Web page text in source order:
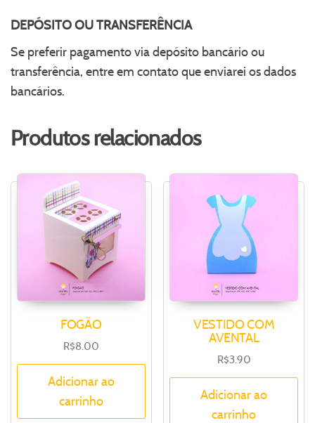
DEPÓSITO OU TRANSFERÊNCIA
Se preferir pagamento via depósito bancário ou
transferência, entre em contato que enviarei os dados
bancários.
Produtos relacionados
FOGÃO
R$8.00
Adicionar ao
carrinho
VESTIDO COM
AVENTAL
R$3.90
Adicionar ao
carrinho